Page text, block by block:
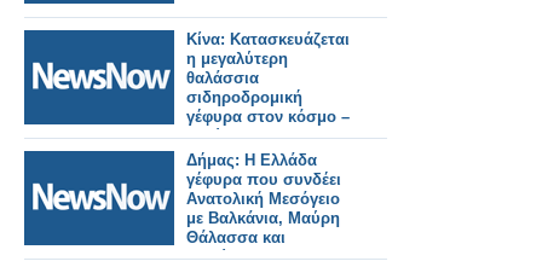
Κίνα: Κατασκευάζεται
η μεγαλύτερη
θαλάσσια
σιδηροδρομική
γέφυρα στον κόσμο –
Ταχύτητα 350 χλμ./
ώρα!
Δήμας: Η Ελλάδα
γέφυρα που συνδέει
Ανατολική Μεσόγειο
με Βαλκάνια, Μαύρη
Θάλασσα και
Ευρώπη.